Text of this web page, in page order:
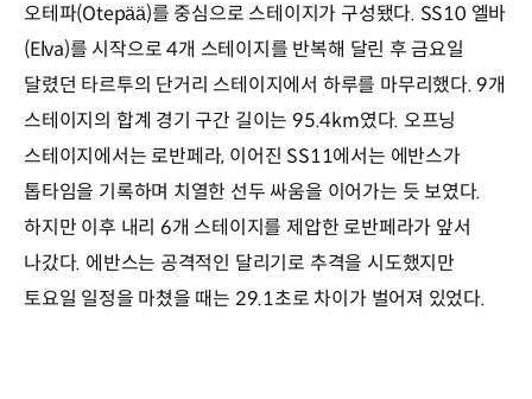
오테파(Otepää)를 중심으로 스테이지가 구성됐다. SS10 엘바
(Elva)를 시작으로 4개 스테이지를 반복해 달린 후 금요일
달렸던 타르투의 단거리 스테이지에서 하루를 마무리했다. 9개
스테이지의 합계 경기 구간 길이는 95.4km였다. 오프닝
스테이지에서는 로반페라, 이어진 SS11에서는 에반스가
톱타임을 기록하며 치열한 선두 싸움을 이어가는 듯 보였다.
하지만 이후 내리 6개 스테이지를 제압한 로반페라가 앞서
나갔다. 에반스는 공격적인 달리기로 추격을 시도했지만
토요일 일정을 마쳤을 때는 29.1초로 차이가 벌어져 있었다.